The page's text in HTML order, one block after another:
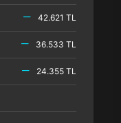
42.621 TL
36.533 TL
24.355 TL